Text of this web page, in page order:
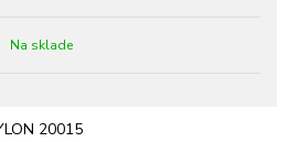
Na sklade
20015